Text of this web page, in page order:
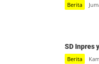
Berita
SD Inpres
Berita